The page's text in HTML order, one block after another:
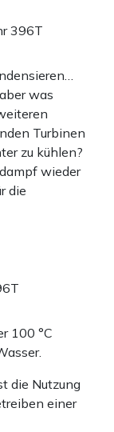
396T
was
Turbinen
zu kühlen?
wieder
die
100 °C
die Nutzung
einer